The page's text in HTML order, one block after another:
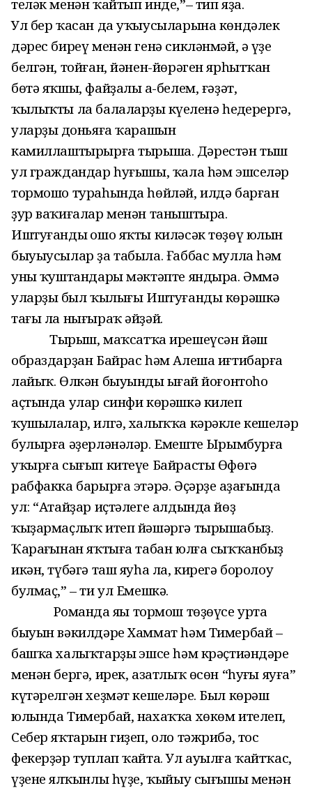
теләк менән ҡайтып инде,”– тип яҙа.
Ул бер ҡасан да уҡыусыларына көндәлек
дәрес биреү менән генә сикләнмәй, ә үҙе
белгән, тойған, йәнен-йөрәген ярһытҡан
бөтә яҡшы, файҙалы аң-белем, ғәҙәт,
ҡылыҡты ла балаларҙың күңеленә һеңдерергә,
уларҙың доньяға ҡарашын
камиллаштырырға тырыша. Дәрестән тыш
ул граждандар һуғышы, ҡала һәм эшселәр
тормошо тураһында һөйләй, илдә барған
ҙур ваҡиғалар менән таныштыра.
Иштуғандың ошо яҡты киләсәк төҙөү юлын
быуыусылар ҙа табыла. Ғаббас мулла һәм
уның ҡуштандары мәктәпте яндыра. Әммә
уларҙың был ҡылығы Иштуғанды көрәшкә
тағы ла нығыраҡ әйҙәй.
Тырыш, маҡсатҡа ирешеүсән йәш
образдарҙан Байрас һәм Алеша иғтибарға
лайыҡ. Өлкән быуындың ыңғай йоғонтоһо
аҫтында улар синфи көрәшкә килеп
ҡушылалар, илгә, халыҡҡа кәрәкле кешеләр
булырға әҙерләнәләр. Емештең Ырымбурға
уҡырға сығып китеүе Байрасты Өфөгә
рабфакка барырға этәрә. Әҫәрҙең аҙағында
ул: “Атайҙар иҫтәлеге алдында йөҙ
ҡыҙармаҫлыҡ итеп йәшәргә тырышабыҙ.
Ҡараңғынан яҡтыға табан юлға сыҡҡанбыҙ
икән, түбәгә таш яуһа ла, кирегә боролоу
булмаҫ,” – ти ул Емешкә.
Романда яңы тормош төҙөүсе урта
быуын вәкилдәре Хаммат һәм Тимербай –
башҡа халыҡтарҙың эшсе һәм крәҫтиәндәре
менән бергә, ирек, азатлыҡ өсөн “һуңғы яуға”
күтәрелгән хеҙмәт кешеләре. Был көрәш
юлында Тимербай, нахаҡҡа хөкөм ителеп,
Себер яҡтарын гиҙеп, оло тәжрибә, тос
фекерҙәр туплап ҡайта. Ул ауылға ҡайтҡас,
үҙенең ялҡынлы һүҙе, ҡыйыу сығышы менән